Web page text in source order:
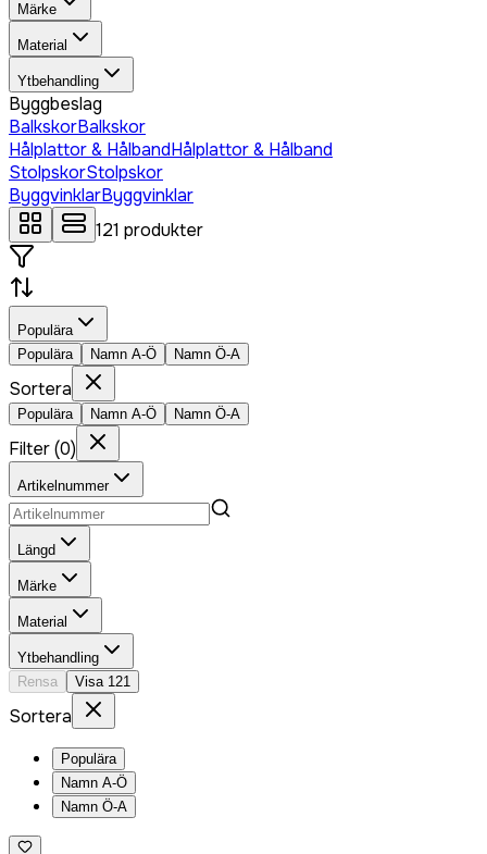
Märke
Material
Ytbehandling
Byggbeslag
BalkskorBalkskor
Hålplattor & HålbandHålplattor & Hålband
StolpskorStolpskor
ByggvinklarByggvinklar
121 produkter
Populära
Populära
Namn A-Ö Namn Ö-A
Sortera
Populära Namn A-Ö Namn Ö-A
Filter(0)
Artikelnummer
Längd
Märke
Material
Ytbehandling
Rensa
Visa 121
Sortera
Populära
Namn A-Ö
Namn Ö-A